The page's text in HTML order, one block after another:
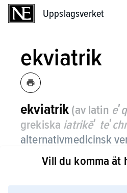
Uppslagsverket
ekviatrik
ekviatrik (av latin
grekiska iatrikēʹ
alternativmedicinsk
behandling av hästar.
Vill du komma åt